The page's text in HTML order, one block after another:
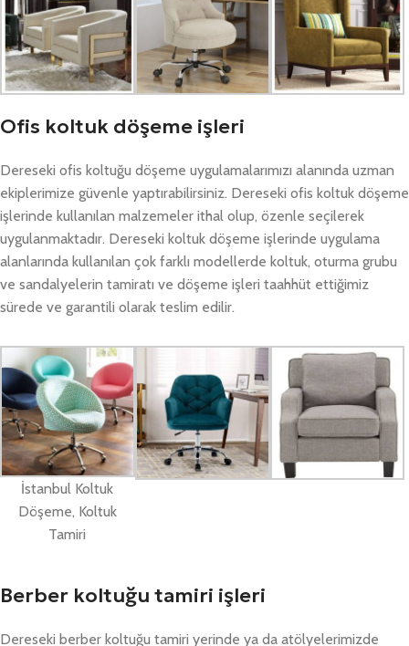
Ofis koltuk döşeme işleri
Dereseki ofis koltuğu döşeme uygulamalarımızı alanında uzman
ekiplerimize güvenle yaptırabilirsiniz. Dereseki ofis koltuk döşeme
işlerinde kullanılan malzemeler ithal olup, özenle seçilerek
uygulanmaktadır. Dereseki koltuk döşeme işlerinde uygulama
alanlarında kullanılan çok farklı modellerde koltuk, oturma grubu
ve sandalyelerin tamiratı ve döşeme işleri taahhüt ettiğimiz
sürede ve garantili olarak teslim edilir.
İstanbul Koltuk
Döşeme, Koltuk
Tamiri
Berber koltuğu tamiri işleri
Dereseki berber koltuğu tamiri yerinde ya da atölyelerimizde